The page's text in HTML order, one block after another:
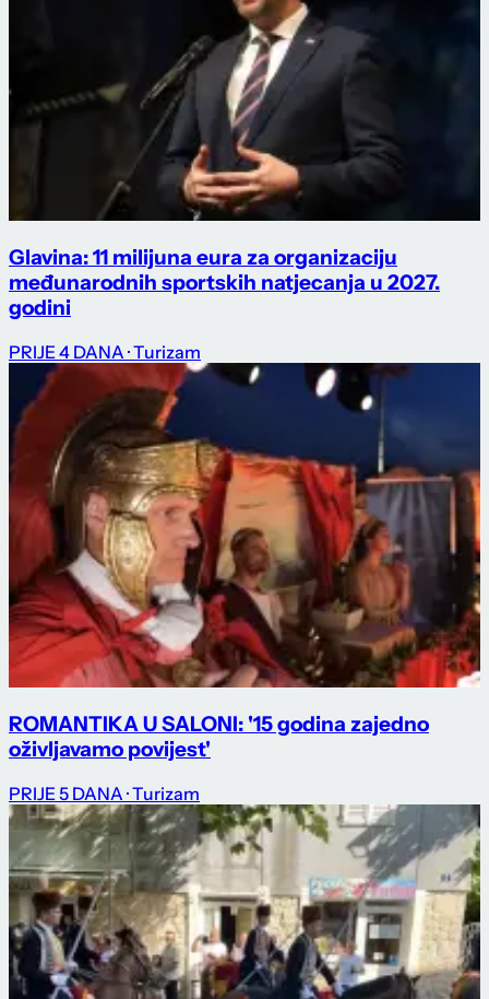
Glavina: 11 milijuna eura za organizaciju
međunarodnih sportskih natjecanja u 2027.
godini
PRIJE 4 DANA · Turizam
ROMANTIKA U SALONI: '15 godina zajedno
oživljavamo povijest'
PRIJE 5 DANA · Turizam